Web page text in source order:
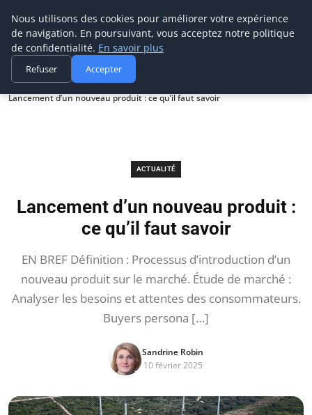
Prospection Pro
Accueil
Actualité
Lancement d’un nouveau produit : ce qu’il faut savoir
ACTUALITÉ
Lancement d’un nouveau produit :
ce qu’il faut savoir
EN BREF Définition : Processus d’introduction d’un
nouveau produit sur le marché. Étude de marché :
Analyser les besoins et attentes des consommateurs.
Buyers persona […]
Sandrine Robin
10 février 2025
Nous utilisons des cookies pour améliorer votre expérience
de navigation. En poursuivant, vous acceptez notre politique
de confidentialité. En savoir plus
Refuser Accepter